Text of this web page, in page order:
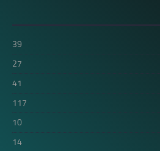
39
27
41
117
10
14